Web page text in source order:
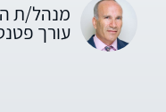
מנהל/ת
עורך